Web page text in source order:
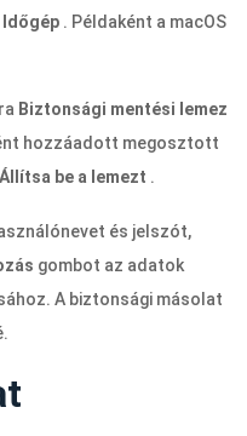
Időgép . Példaként a macOS
Biztonsági mentési lemez
hozzáadott megosztott
Állítsa be a lemezt .
és jelszót,
gombot az adatok
A biztonsági másolat